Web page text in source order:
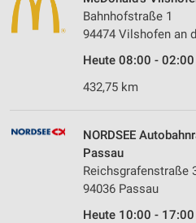
Bahnhofstraße 1
94474 Vilshofen an
Heute 08:00 - 02:00
432,75 km
NORDSEE
Passau
Reichsgrafenstraße
94036 Passau
Heute 10:00 - 17:00